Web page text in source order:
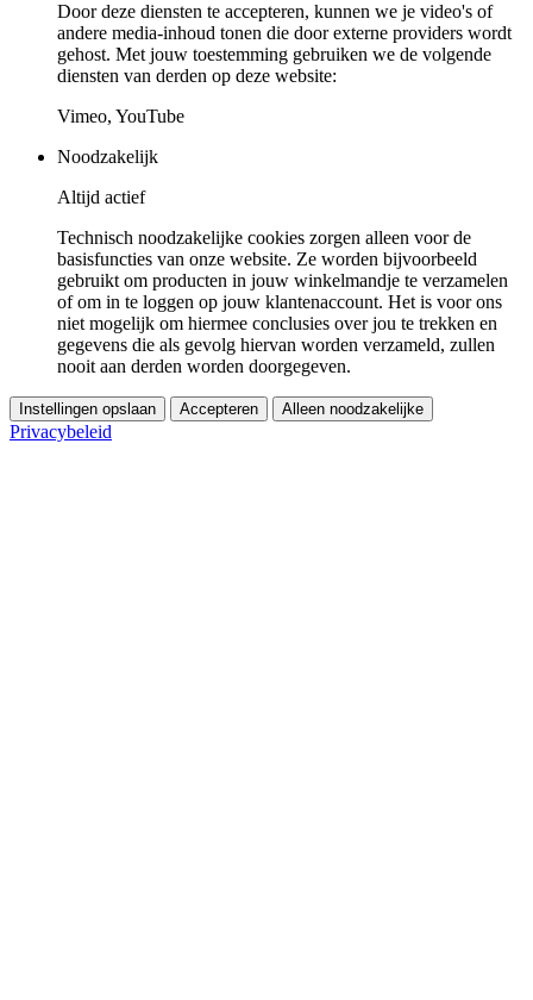
Door deze diensten te accepteren, kunnen we je video's of
andere media-inhoud tonen die door externe providers wordt
gehost. Met jouw toestemming gebruiken we de volgende
diensten van derden op deze website:
Vimeo, YouTube
Noodzakelijk
Altijd actief
Technisch noodzakelijke cookies zorgen alleen voor de
basisfuncties van onze website. Ze worden bijvoorbeeld
gebruikt om producten in jouw winkelmandje te verzamelen
of om in te loggen op jouw klantenaccount. Het is voor ons
niet mogelijk om hiermee conclusies over jou te trekken en
gegevens die als gevolg hiervan worden verzameld, zullen
nooit aan derden worden doorgegeven.
Instellingen opslaan Accepteren Alleen noodzakelijke
Privacybeleid